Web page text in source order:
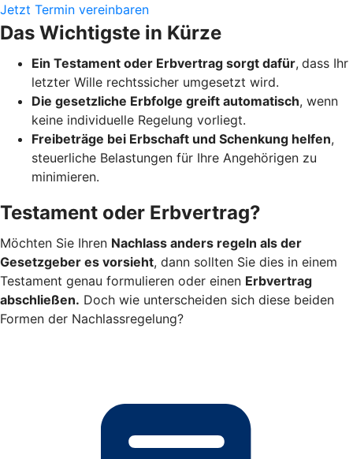
Jetzt Termin vereinbaren
Das Wichtigste in Kürze
Ein Testament oder Erbvertrag sorgt dafür, dass Ihr
letzter Wille rechtssicher umgesetzt wird.
Die gesetzliche Erbfolge greift automatisch, wenn
keine individuelle Regelung vorliegt.
Freibeträge bei Erbschaft und Schenkung helfen,
steuerliche Belastungen für Ihre Angehörigen zu
minimieren.
Testament oder Erbvertrag?
Möchten Sie Ihren Nachlass anders regeln als der
Gesetzgeber es vorsieht, dann sollten Sie dies in einem
Testament genau formulieren oder einen Erbvertrag
abschließen. Doch wie unterscheiden sich diese beiden
Formen der Nachlassregelung?